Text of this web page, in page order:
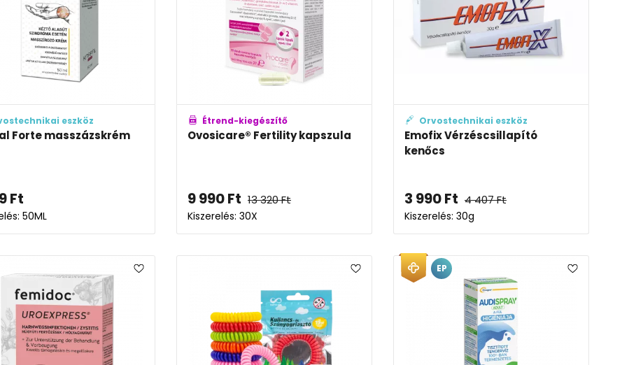
eszköz
Forte masszázskrém
Ft
50ML
Étrend-kiegészítő
Ovosicare® Fertility kapszula
9 990Ft 13 320Ft
Kiszerelés: 30X
Orvostechnikai eszköz
Emofix Vérzéscsillapító
kenőcs
3 990Ft 4 407Ft
Kiszerelés: 30g
EP